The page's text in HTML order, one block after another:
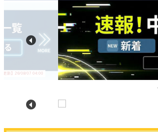
更新】26/08/07 04:00